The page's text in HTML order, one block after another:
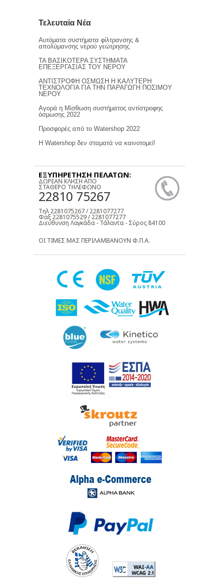
Τελευταία Νέα
Αυτόματα συστήματα φίλτρανσης &
απολύμανσης νερού γεώτρησης
ΤΑ ΒΑΣΙΚΟΤΕΡΑ ΣΥΣΤΗΜΑΤΑ
ΕΠΕΞΕΡΓΑΣΙΑΣ ΤΟΥ ΝΕΡΟΥ
ΑΝΤΙΣΤΡΟΦΗ ΟΣΜΩΣΗ Η ΚΑΛΥΤΕΡΗ
ΤΕΧΝΟΛΟΓΙΑ ΓΙΑ ΤΗΝ ΠΑΡΑΓΩΓΗ ΠΟΣΙΜΟΥ
ΝΕΡΟΥ
Αγορά η Μίσθωση συστήματος αντίστροφης
όσμωσης 2022
Προσφορές από το Watershop 2022
Η Watershop δεν σταματά να καινοτομεί!
ΕΞΥΠΗΡΕΤΗΣΗ ΠΕΛΑΤΩΝ:
ΔΩΡΕΑΝ ΚΛΗΣΗ ΑΠΟ
ΣΤΑΘΕΡΟ ΤΗΛΕΦΩΝΟ
22810 75267
Τηλ 2281075267 / 2281077277
Φαξ 2281075529 / 2281077277
Διεύθυνση Λαγκάδα - Τάλαντα - Σύρος 84100
ΟΙ ΤΙΜΕΣ ΜΑΣ ΠΕΡΙΛΑΜΒΑΝΟΥΝ Φ.Π.Α.